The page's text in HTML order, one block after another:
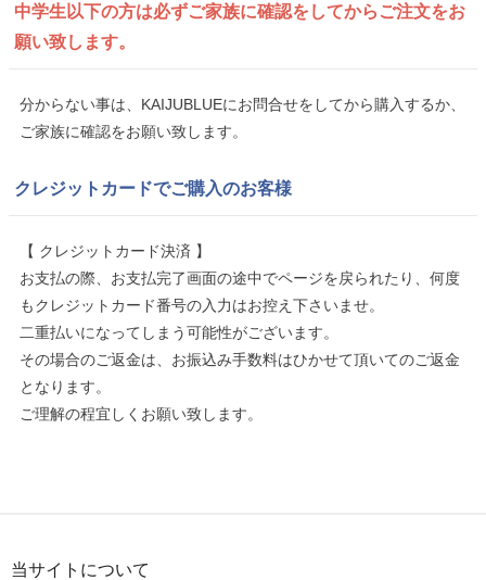
中学生以下の方は必ずご家族に確認をしてから ご注文をお
願い致します。
分からない事は、KAIJUBLUEにお問合せをしてから購入するか、
ご家族に確認をお願い致します。
クレジットカードでご購入のお客様
【 クレジットカード決済 】
お支払の際、お支払完了画面の途中でページを戻られたり、何度
もクレジットカード番号の入力はお控え下さいませ。
二重払いになってしまう可能性がございます。
その場合のご返金は、お振込み手数料はひかせて頂いてのご返金
となります。
ご理解の程宜しくお願い致します。
当サイトについて